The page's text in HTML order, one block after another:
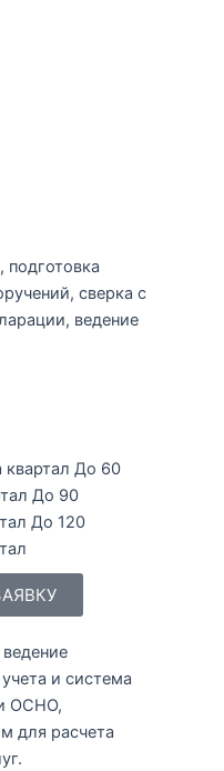
подготовка
сверка с
ведение
квартал До 60
До 90
До 120
и система
ОСНО,
для расчета